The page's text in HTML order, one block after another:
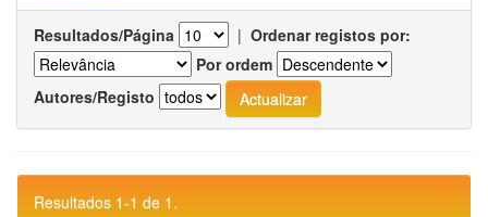
Resultados/Página | Ordenar registos por:
Por ordem
Autores/Registo
Resultados 1-1 de 1.